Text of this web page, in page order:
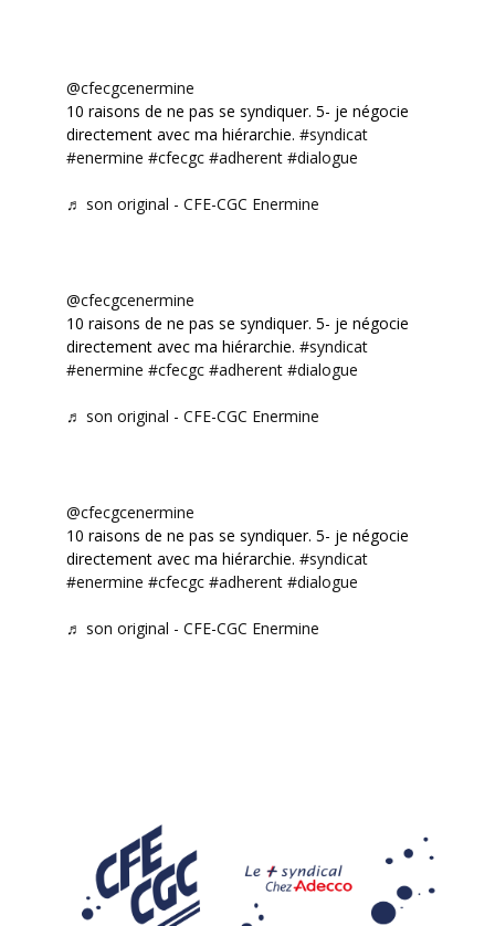
@cfecgcenermine
10 raisons de ne pas se syndiquer. 5- je négocie
directement avec ma hiérarchie. #syndicat
#enermine #cfecgc #adherent #dialogue
♬ son original - CFE-CGC Enermine
@cfecgcenermine
10 raisons de ne pas se syndiquer. 5- je négocie
directement avec ma hiérarchie. #syndicat
#enermine #cfecgc #adherent #dialogue
♬ son original - CFE-CGC Enermine
@cfecgcenermine
10 raisons de ne pas se syndiquer. 5- je négocie
directement avec ma hiérarchie. #syndicat
#enermine #cfecgc #adherent #dialogue
♬ son original - CFE-CGC Enermine